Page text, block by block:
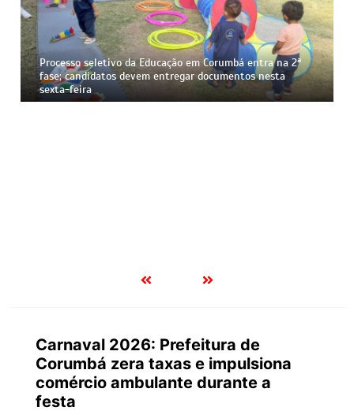
Carnaval 2026: Prefeitura de
Corumbá zera taxas e impulsiona
comércio ambulante durante a
festa